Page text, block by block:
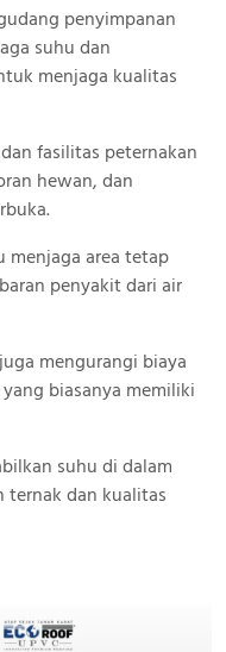
penyimpanan
suhu dan
menjaga kualitas
fasilitas peternakan
hewan, dan
menjaga area tetap
penyakit dari air
mengurangi biaya
biasanya memiliki
suhu di dalam
ternak dan kualitas